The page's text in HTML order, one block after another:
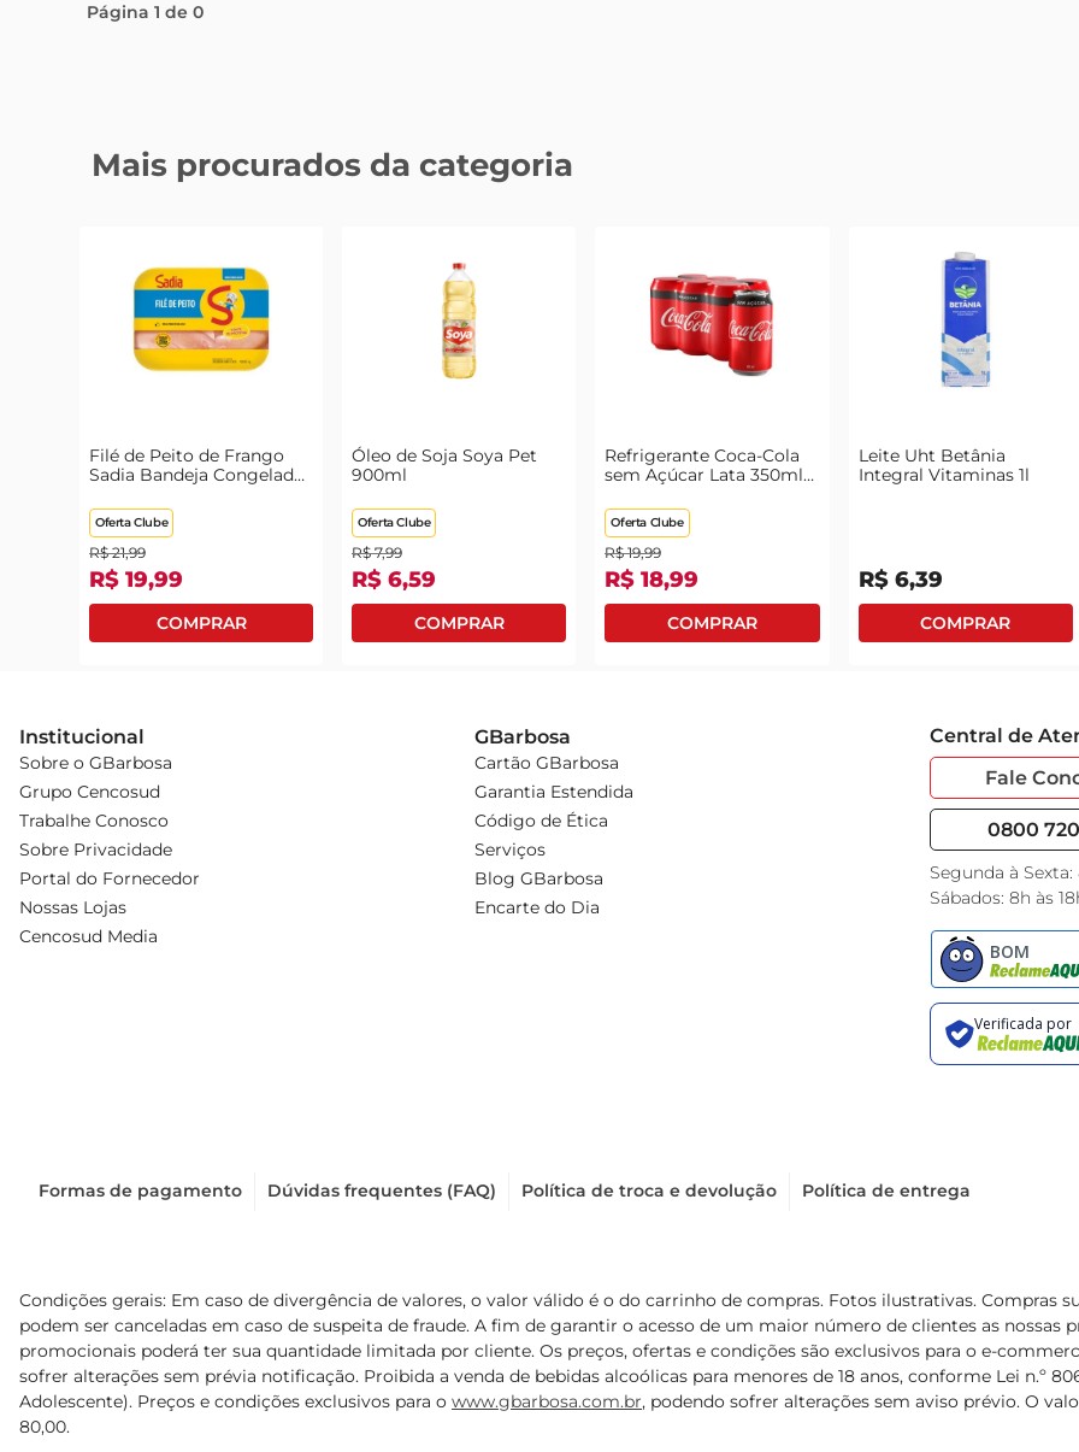
Página 1 de 0
Mais procurados da categoria
Filé de Peito de Frango
Sadia Bandeja Congelado
Oferta Clube
R$ 21,99
R$ 19,99
Óleo de Soja Soya Pet
900ml
Oferta Clube
R$ 7,99
R$ 6,59
Refrigerante Coca-Cola
sem Açúcar Lata 350ml
Mais Pague Menos
Oferta Clube
R$ 19,99
R$ 18,99
Leite Uht Betânia
Integral Vitaminas 1l
R$ 6,39
Institucional
Sobre o GBarbosa
Grupo Cencosud
Trabalhe Conosco
Sobre Privacidade
Portal do Fornecedor
Nossas Lojas
Cencosud Media
GBarbosa
Cartão GBarbosa
Garantia Estendida
Código de Ética
Serviços
Blog GBarbosa
Encarte do Dia
Central de
Fale
0800 720
Segunda à
Sábados: 8h às
Formas de pagamento Dúvidas frequentes (FAQ) Política de troca e devolução Política de entrega
Condições gerais: Em caso de divergência de valores, o valor válido é o do carrinho de compras. Fotos ilustrativas. Compras
podem ser canceladas em caso de suspeita de fraude. A fim de garantir o acesso de um maior número de clientes as
promocionais poderá ter sua quantidade limitada por cliente. Os preços, ofertas e condições são exclusivos para o e-
sofrer alterações sem prévia notificação. Proibida a venda de bebidas alcoólicas para menores de 18 anos, conforme Lei n.º
Adolescente). Preços e condições exclusivos para o www.gbarbosa.com.br, podendo sofrer alterações sem aviso prévio. O
80,00.